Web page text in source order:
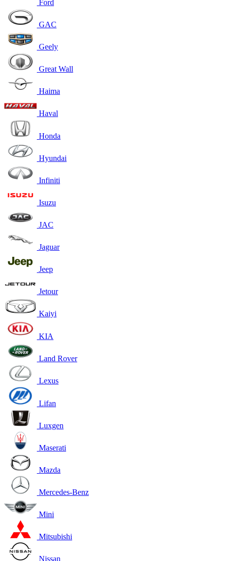
Ford
GAC
Geely
Great Wall
Haima
Haval
Honda
Hyundai
Infiniti
Isuzu
JAC
Jaguar
Jeep
Jetour
Kaiyi
KIA
Land Rover
Lexus
Lifan
Luxgen
Maserati
Mazda
Mercedes-Benz
Mini
Mitsubishi
Nissan